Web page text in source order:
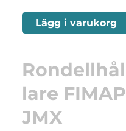
Lägg i varukorg
Rondellhål
lare FIMAP
JMX